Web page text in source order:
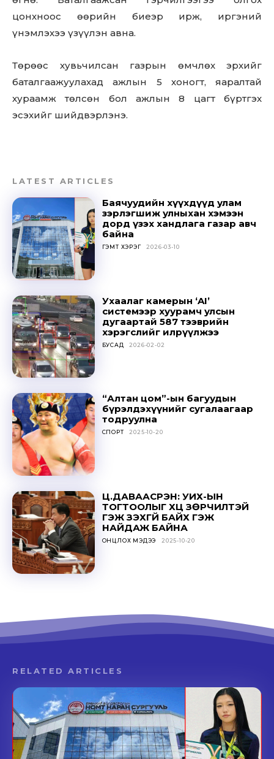
цонхноос өөрийн биеэр ирж, иргэний
үнэмлэхээ үзүүлэн авна.
Төрөөс хувьчилсан газрын өмчлөх эрхийг
баталгаажуулахад ажлын 5 хоногт, яаралтай
хураамж төлсөн бол ажлын 8 цагт бүртгэх
эсэхийг шийдвэрлэнэ.
LATEST ARTICLES
Баячуудийн хүүхдүүд улам
зэрлэгшиж улныхан хэмээн
дорд үзэх хандлага газар авч
байна
ГЭМТ ХЭРЭГ 2026-03-10
Ухаалаг камерын ‘AI’
системээр хуурамч улсын
дугаартай 587 тээврийн
хэрэгслийг илрүүлжээ
БУСАД 2026-02-02
“Алтан цом”-ын багуудын
бүрэлдэхүүнийг сугалаагаар
тодруулна
СПОРТ 2025-10-20
Ц.ДАВААСҮРЭН: УИХ-ЫН
ТОГТООЛЫГ ҮХЦ ЗӨРЧИЛТЭЙ
ГЭЖ ҮЗЭХГҮЙ БАЙХ ГЭЖ
НАЙДАЖ БАЙНА
ОНЦЛОХ МЭДЭЭ 2025-10-20
RELATED ARTICLES